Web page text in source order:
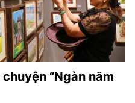
“Ngàn năm